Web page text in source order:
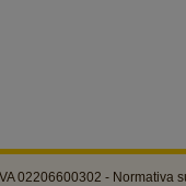
02206600302 - Normativa